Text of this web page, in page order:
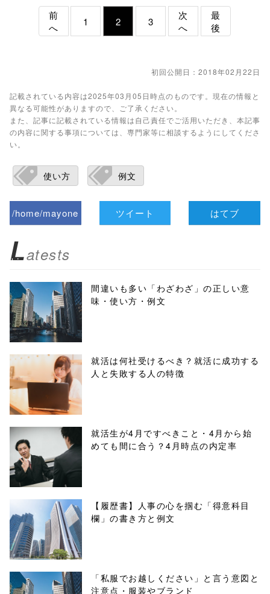
前
へ
1 2 3
次
へ
最
後
初回公開日：2018年02月22日
記載されている内容は2025年03月05日時点のものです。現在の情報と
異なる可能性がありますので、ご了承ください。
また、記事に記載されている情報は自己責任でご活用いただき、本記事
の内容に関する事項については、専門家等に相談するようにしてくださ
い。
使い方 例文
/home/mayone
biz.jp/public_ht
ml/wp-
content/themes
/tapbiz_theme/
parts/sns-
buttons.php on
line10
/1039306"
onclick="windo
w.open(this.hre
f, 'Gwindow',
'width=550,
height=450,
menubar=no,
ツイート はてブ
Latests
間違いも多い「わざわざ」の正しい意
味・使い方・例文
就活は何社受けるべき？就活に成功する
人と失敗する人の特徴
就活生が4月ですべきこと・4月から始
めても間に合う？4月時点の内定率
【履歴書】人事の心を掴む「得意科目
欄」の書き方と例文
「私服でお越しください」と言う意図と
注意点・服装やブランド